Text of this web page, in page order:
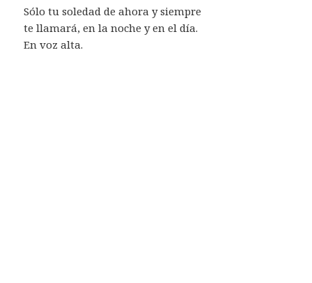
Sólo tu soledad de ahora y siempre
te llamará, en la noche y en el día.
En voz alta.